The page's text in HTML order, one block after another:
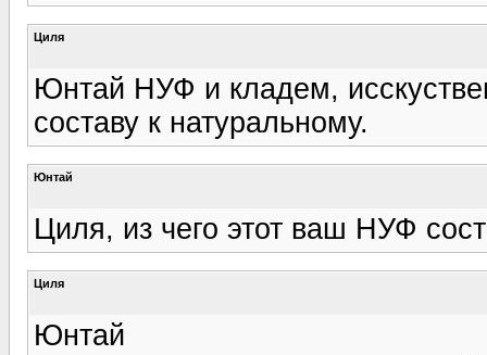
Циля
Юнтай НУФ и кладем,
составу к натуральному.
Юнтай
Циля, из чего этот ваш НУФ
Циля
Юнтай